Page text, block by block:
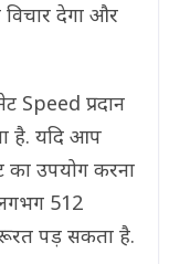
देगा और
Speed प्रदान
है. यदि आप
उपयोग करना
512
पड़ सकता है.